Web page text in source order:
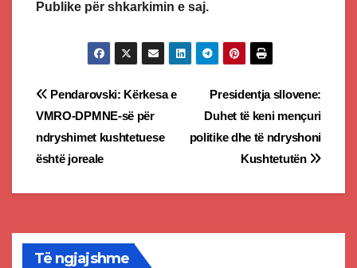
Publike për shkarkimin e saj.
Post
navigation
Presidentja sllovene:
Duhet të keni mençuri
politike dhe të ndryshoni
Kushtetutën
Pendarovski: Kërkesa e
VMRO-DPMNE-së për
ndryshimet kushtetuese
është joreale
Të ngjajshme